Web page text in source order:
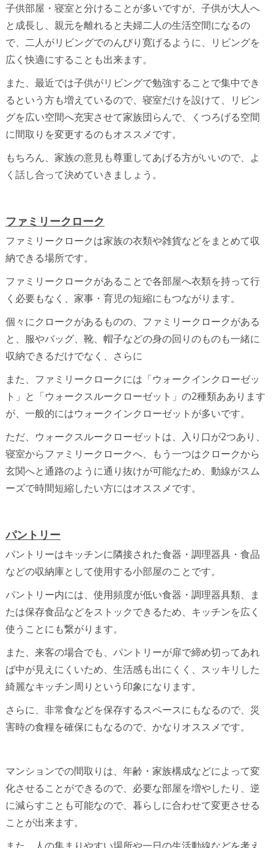
子供部屋・寝室と分けることが多いですが、子供が大人へ
と成長し、親元を離れると夫婦二人の生活空間になるの
で、二人がリビングでのんびり寛げるように、リビングを
広く快適にすることも出来ます。
また、最近では子供がリビングで勉強することで集中でき
るという方も増えているので、寝室だけを設けて、リビン
グを広い空間へ充実させて家族団らんで、くつろげる空間
に間取りを変更するのもオススメです。
もちろん、家族の意見も尊重してあげる方がいいので、よ
く話し合って決めていきましょう。
ファミリークローク
ファミリークロークは家族の衣類や雑貨などをまとめて収
納できる場所です。
ファミリークロークがあることで各部屋へ衣類を持って行
く必要もなく、家事・育児の短縮にもつながります。
個々にクロークがあるものの、ファミリークロークがある
と、服やバッグ、靴、帽子などの身の回りのものも一緒に
収納できるだけでなく、さらに
また、ファミリークロークには「ウォークインクローゼッ
ト」と「ウォークスルークローゼット 」の2種類ああります
が、一般的にはウォークインクローゼットが多いです。
ただ、ウォークスルークローゼットは、入り口が2つあり、
寝室からファミリークロークへ、もう一つはクロークから
玄関へと通路のように通り抜けが可能なため、動線がスム
ーズで時間短縮したい方にはオススメです。
パントリー
パントリーはキッチンに隣接された食器・調理器具・食品
などの収納庫として使用する小部屋のことです。
パントリー内には、使用頻度が低い食器・調理器具類、ま
たは保存食品などをストックできるため、キッチンを広く
使うことにも繋がります。
また、来客の場合でも、パントリーが扉で締め切ってあれ
ば中が見えにくいため、生活感も出にくく、スッキリした
綺麗なキッチン周りという印象になります。
さらに、非常食などを保存するスペースにもなるので、災
害時の食糧を確保にもなるので、かなりオススメです。
マンションでの間取りは、年齢・家族構成などによって変
化させることができるので、必要な部屋を増やしたり、逆
に減らすことも可能なので、暮らしに合わせて変更させる
ことが出来ます。
また、人の集まりやすい場所や一日の生活動線などを考え